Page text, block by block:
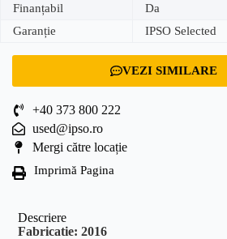
Finanțabil
Da
Garanție
IPSO Selected
VEZI SIMILARE
+40 373 800 222
used@ipso.ro
Mergi către locație
Imprimă Pagina
Descriere
Fabricatie: 2016